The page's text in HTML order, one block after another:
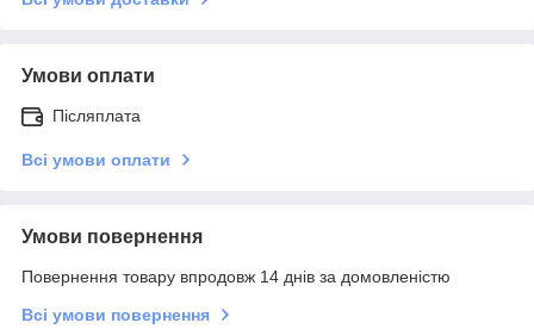
Умови оплати
Післяплата
Всі умови оплати
Умови повернення
Повернення товару впродовж 14 днів за домовленістю
Всі умови повернення